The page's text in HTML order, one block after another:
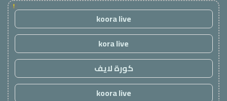
!
koora live
kora live
كورة لايف
koora live